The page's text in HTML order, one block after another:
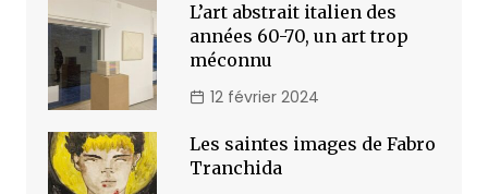
L’art abstrait italien des
années 60-70, un art trop
méconnu
12 février 2024
Les saintes images de Fabro
Tranchida